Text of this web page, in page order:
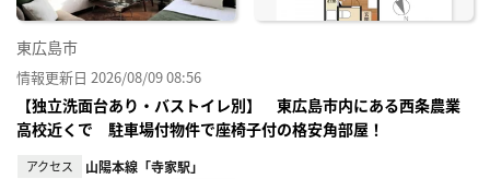
東広島市
情報更新日 2026/08/09 08:56
【独立洗面台あり・バストイレ別】 東広島市内にある西条農業
高校近くで 駐車場付物件で座椅子付の格安角部屋！
アクセス 山陽本線「寺家駅」